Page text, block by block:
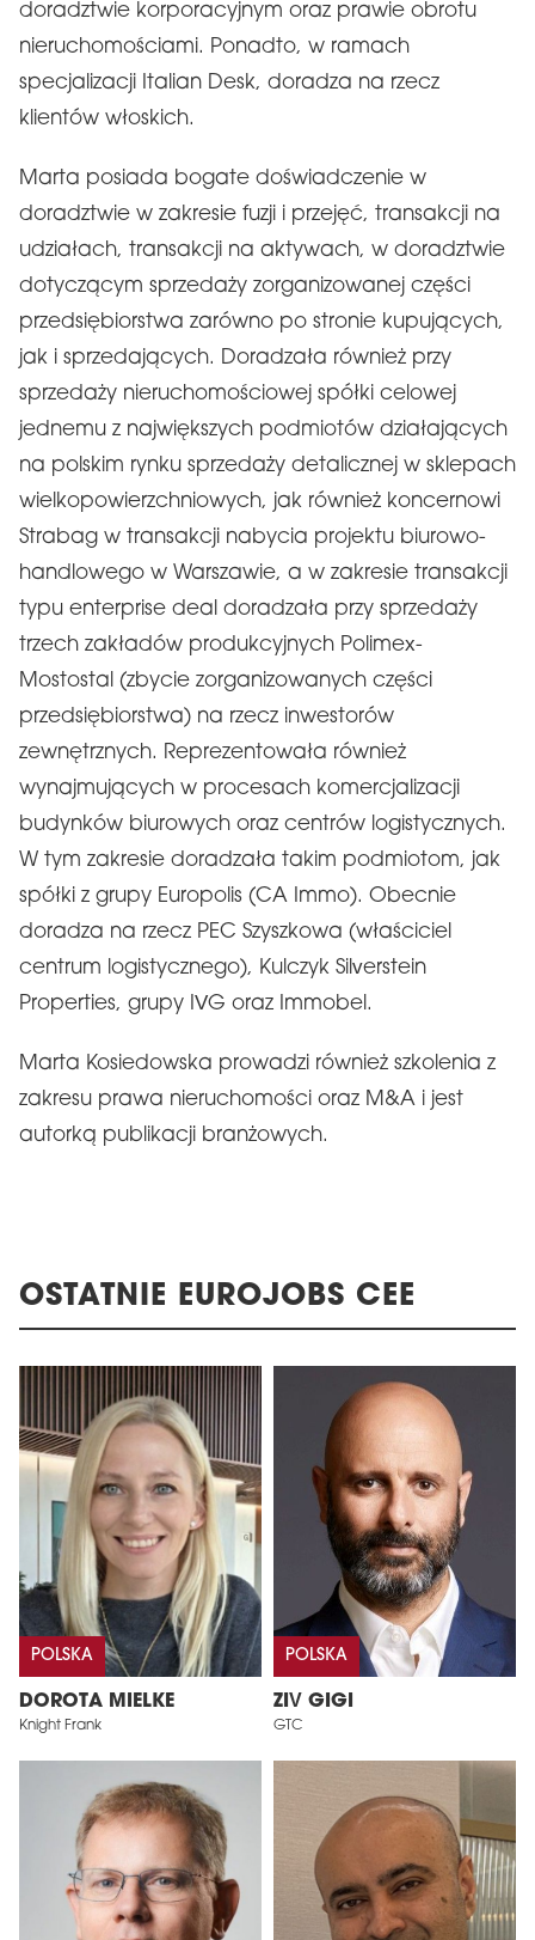
doradztwie korporacyjnym oraz prawie obrotu
nieruchomościami. Ponadto, w ramach
specjalizacji Italian Desk, doradza na rzecz
klientów włoskich.
Marta posiada bogate doświadczenie w
doradztwie w zakresie fuzji i przejęć, transakcji na
udziałach, transakcji na aktywach, w doradztwie
dotyczącym sprzedaży zorganizowanej części
przedsiębiorstwa zarówno po stronie kupujących,
jak i sprzedających. Doradzała również przy
sprzedaży nieruchomościowej spółki celowej
jednemu z największych podmiotów działających
na polskim rynku sprzedaży detalicznej w sklepach
wielkopowierzchniowych, jak również koncernowi
Strabag w transakcji nabycia projektu biurowo-
handlowego w Warszawie, a w zakresie transakcji
typu enterprise deal doradzała przy sprzedaży
trzech zakładów produkcyjnych Polimex-
Mostostal (zbycie zorganizowanych części
przedsiębiorstwa) na rzecz inwestorów
zewnętrznych. Reprezentowała również
wynajmujących w procesach komercjalizacji
budynków biurowych oraz centrów logistycznych.
W tym zakresie doradzała takim podmiotom, jak
spółki z grupy Europolis (CA Immo). Obecnie
doradza na rzecz PEC Szyszkowa (właściciel
centrum logistycznego), Kulczyk Silverstein
Properties, grupy IVG oraz Immobel.
Marta Kosiedowska prowadzi również szkolenia z
zakresu prawa nieruchomości oraz M&A i jest
autorką publikacji branżowych.
OSTATNIE EUROJOBS CEE
POLSKA
DOROTA MIELKE
Knight Frank
POLSKA
ZIV GIGI
GTC